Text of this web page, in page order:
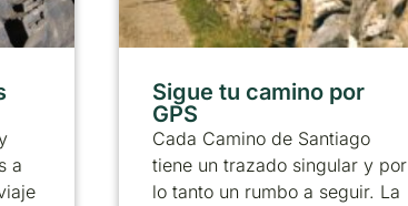
a
Sigue tu camino por
GPS
Cada Camino de Santiago
tiene un trazado singular y por
lo tanto un rumbo a seguir. La